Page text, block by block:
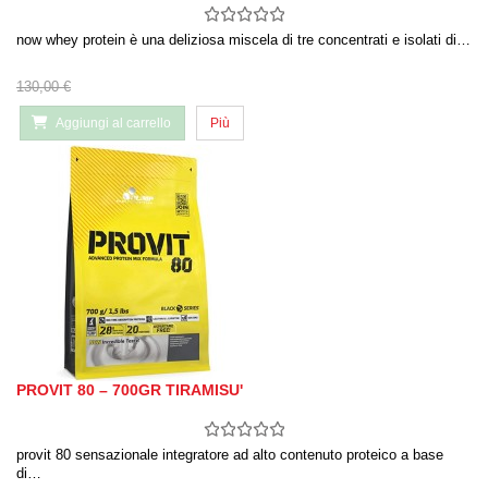
now whey protein è una deliziosa miscela di tre concentrati e isolati di…
130,00 €
Aggiungi al carrello Più
PROVIT 80 – 700GR TIRAMISU'
provit 80 sensazionale integratore ad alto contenuto proteico a base
di…